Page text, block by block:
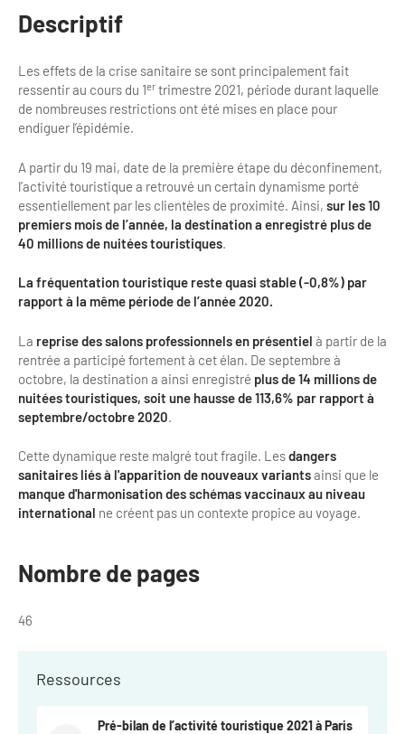
Bilan des actions de professionnalisation
Besoins et attentes des visiteurs
Améliorer la qualité
Partage d'expériences professionnelles
Labels, Certifications et Normes
Accessibilité
Tourisme & Handicap
Nos publics en situation de handicap
Comment se rendre accessible?
Le Label Villes et Villages Fleuris
L'organisation du label
L'organisation des visites
Remise des Prix
Golfs
Incentive et team building
Logistique
Agences Réceptives et évènementielles
Guides et interprètes
Services, Wifi, cartes
Autocaristes/Transporteurs/transféristes
Magazine Paris Region
Newsletter BtoB
Institutionnels du tourisme
Descriptif
Les effets de la crise sanitaire se sont principalement fait
ressentir au cours du 1er trimestre 2021, période durant laquelle
de nombreuses restrictions ont été mises en place pour
endiguer l’épidémie.
A partir du 19 mai, date de la première étape du déconfinement,
l’activité touristique a retrouvé un certain dynamisme porté
essentiellement par les clientèles de proximité. Ainsi, sur les 10
premiers mois de l’année, la destination a enregistré plus de
40 millions de nuitées touristiques.
La fréquentation touristique reste quasi stable (-0,8%) par
rapport à la même période de l’année 2020.
La reprise des salons professionnels en présentiel à partir de la
rentrée a participé fortement à cet élan. De septembre à
octobre, la destination a ainsi enregistré plus de 14 millions de
nuitées touristiques, soit une hausse de 113,6% par rapport à
septembre/octobre 2020.
Cette dynamique reste malgré tout fragile. Lesdangers
sanitaires liés à l'apparition de nouveaux variantsainsi que le
manque d'harmonisation des schémas vaccinaux au niveau
international ne créent pas un contexte propice au voyage.
Nombre de pages
46
Ressources
Pré-bilan de l’activité touristique 2021 à Paris